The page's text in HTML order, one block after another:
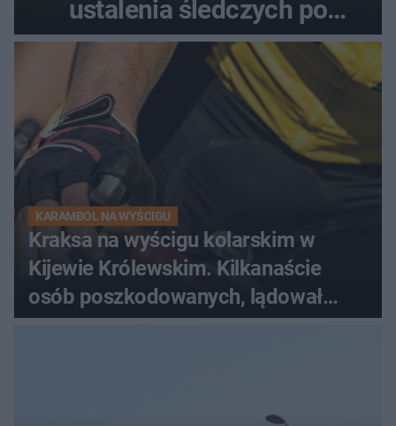
ustalenia śledczych po
dramatycznej akcji
KARAMBOL NA WYŚCIGU
Kraksa na wyścigu kolarskim w
Kijewie Królewskim. Kilkanaście
osób poszkodowanych, lądował
śmigłowiec LPR